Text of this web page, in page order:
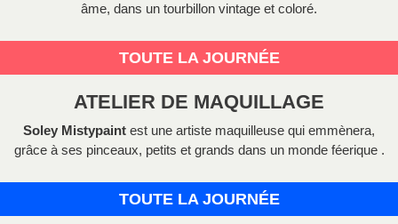
âme, dans un tourbillon vintage et coloré.
TOUTE LA JOURNÉE
ATELIER DE MAQUILLAGE
Soley Mistypaint est une artiste maquilleuse qui emmènera,
grâce à ses pinceaux, petits et grands dans un monde féerique .
TOUTE LA JOURNÉE